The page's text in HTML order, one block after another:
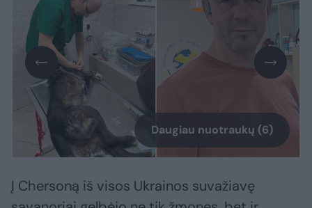
Daugiau nuotraukų (6)
Į Chersoną iš visos Ukrainos suvažiavę